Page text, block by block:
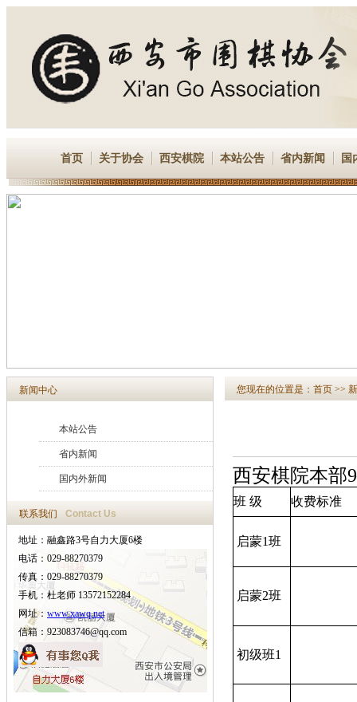
首页 关于协会 西安棋院 本站公告 省内新闻 国
新闻中心
本站公告
省内新闻
国内外新闻
联系我们 Contact Us
地址：融鑫路3号自力大厦6楼
电话：029-88270379
传真：029-88270379
手机：杜老师 13572152284
网址： www.xawq.net
信箱：923083746@qq.com
您现在的位置是： 首页 >>
西安棋院本部
班 级 收费标准
启蒙1班
启蒙2班
初级班1